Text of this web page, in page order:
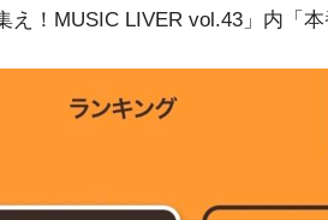
え！MUSIC LIVER vol.43」内「